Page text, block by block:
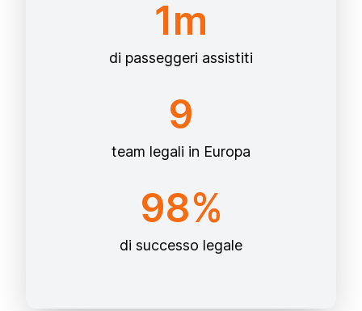
1m
di passeggeri assistiti
9
team legali in Europa
98%
di successo legale